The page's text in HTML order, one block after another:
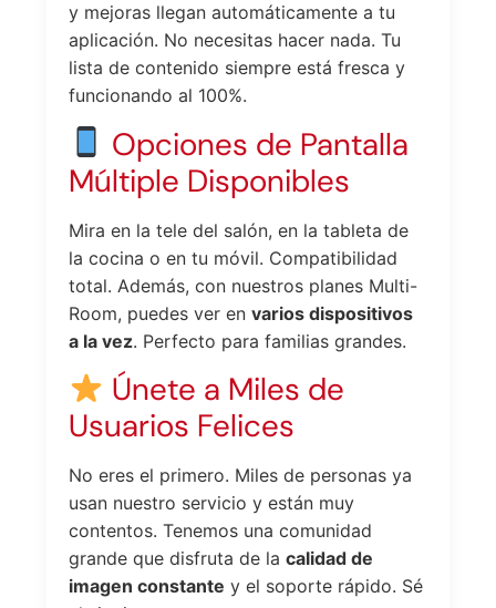
y mejoras llegan automáticamente a tu
aplicación. No necesitas hacer nada. Tu
lista de contenido siempre está fresca y
funcionando al 100%.
Opciones de Pantalla
Múltiple Disponibles
Mira en la tele del salón, en la tableta de
la cocina o en tu móvil. Compatibilidad
total. Además, con nuestros planes Multi-
Room, puedes ver envarios dispositivos
a la vez. Perfecto para familias grandes.
Únete a Miles de
Usuarios Felices
No eres el primero. Miles de personas ya
usan nuestro servicio y están muy
contentos. Tenemos una comunidad
grande que disfruta de lacalidad de
imagen constante y el soporte rápido. Sé